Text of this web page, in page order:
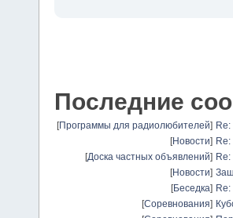
Последние
[Программы для радиолюбителей]
[Новости]
[Доска частных объявлений]
[Новости]
[Беседка]
[Соревнования]